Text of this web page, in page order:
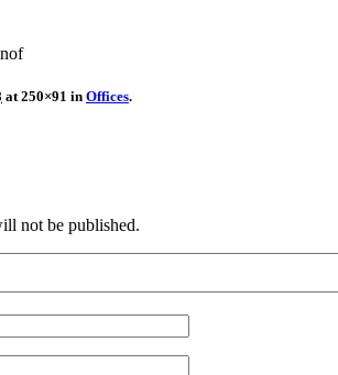
at 250×91 in Offices.
not be published.